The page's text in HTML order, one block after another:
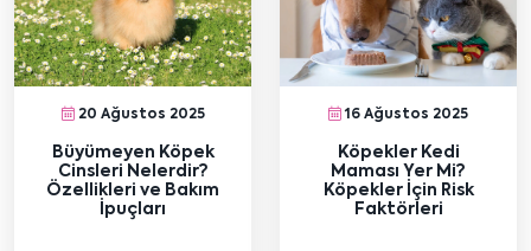
20 Ağustos 2025
Büyümeyen Köpek
Cinsleri Nelerdir?
Özellikleri ve Bakım
İpuçları
16 Ağustos 2025
Köpekler Kedi
Maması Yer Mi?
Köpekler İçin Risk
Faktörleri